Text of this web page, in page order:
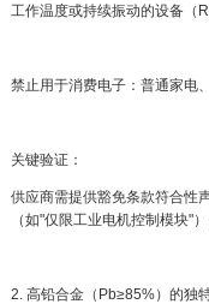
工作温度或持续振动的设备（
禁止用于消费电子：普通家电
关键验证：
供应商需提供豁免条款符合性
（如"仅限工业电机控制模块"）
2. 高铅合金（Pb≥85%）的独